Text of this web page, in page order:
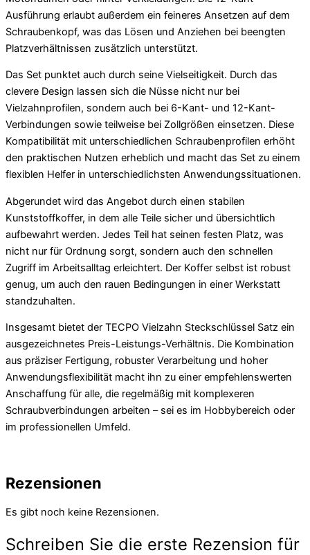
Ausführung erlaubt außerdem ein feineres Ansetzen auf dem
Schraubenkopf, was das Lösen und Anziehen bei beengten
Platzverhältnissen zusätzlich unterstützt.
Das Set punktet auch durch seine Vielseitigkeit. Durch das
clevere Design lassen sich die Nüsse nicht nur bei
Vielzahnprofilen, sondern auch bei 6-Kant- und 12-Kant-
Verbindungen sowie teilweise bei Zollgrößen einsetzen. Diese
Kompatibilität mit unterschiedlichen Schraubenprofilen erhöht
den praktischen Nutzen erheblich und macht das Set zu einem
flexiblen Helfer in unterschiedlichsten Anwendungssituationen.
Abgerundet wird das Angebot durch einen stabilen
Kunststoffkoffer, in dem alle Teile sicher und übersichtlich
aufbewahrt werden. Jedes Teil hat seinen festen Platz, was
nicht nur für Ordnung sorgt, sondern auch den schnellen
Zugriff im Arbeitsalltag erleichtert. Der Koffer selbst ist robust
genug, um auch den rauen Bedingungen in einer Werkstatt
standzuhalten.
Insgesamt bietet der TECPO Vielzahn Steckschlüssel Satz ein
ausgezeichnetes Preis-Leistungs-Verhältnis. Die Kombination
aus präziser Fertigung, robuster Verarbeitung und hoher
Anwendungsflexibilität macht ihn zu einer empfehlenswerten
Anschaffung für alle, die regelmäßig mit komplexeren
Schraubverbindungen arbeiten – sei es im Hobbybereich oder
im professionellen Umfeld.
Rezensionen
Es gibt noch keine Rezensionen.
Schreiben Sie die erste Rezension für